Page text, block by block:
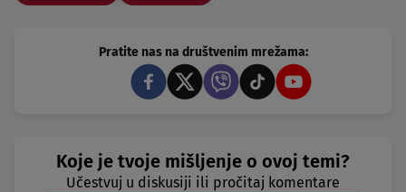
Pratite nas na društvenim mrežama:
Koje je tvoje mišljenje o ovoj temi?
Učestvuj u diskusiji ili pročitaj komentare